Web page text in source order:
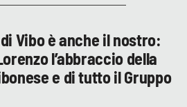
Vibo è anche il nostro:
l’abbraccio della
e di tutto il Gruppo